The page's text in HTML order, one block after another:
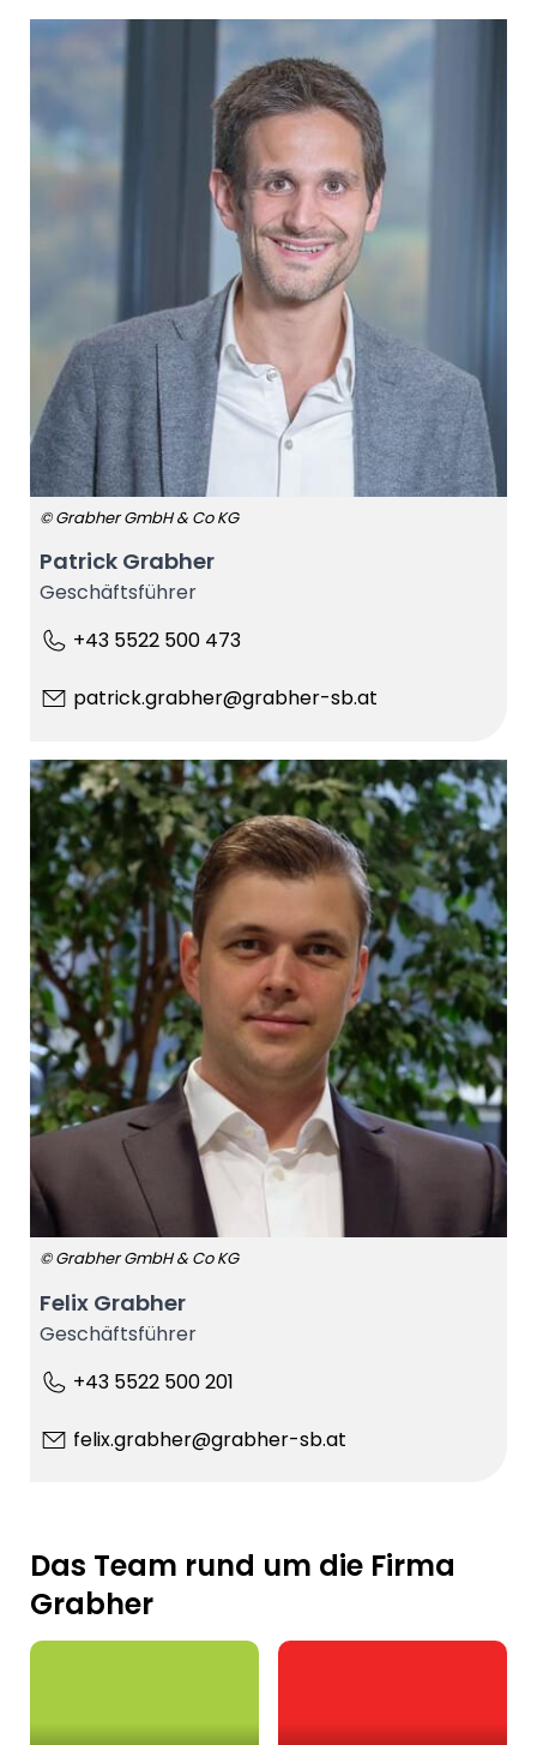
© Grabher GmbH & Co KG
Patrick Grabher
Geschäftsführer
+43 5522 500 473
patrick.grabher@grabher-sb.at
© Grabher GmbH & Co KG
Felix Grabher
Geschäftsführer
+43 5522 500 201
felix.grabher@grabher-sb.at
Das Team rund um die Firma
Grabher